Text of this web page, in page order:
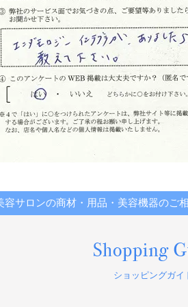
容サロンの商材・用品・美容機器のご
ショッピングガイ